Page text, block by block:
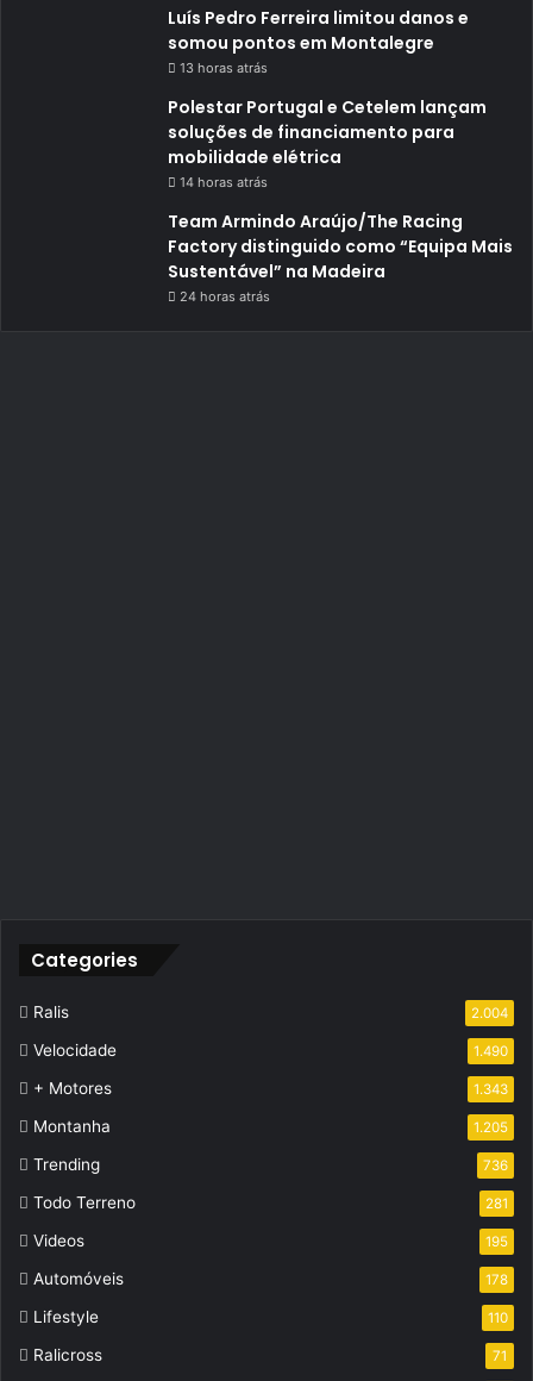
Luís Pedro Ferreira limitou danos e
somou pontos em Montalegre
13 horas atrás
Polestar Portugal e Cetelem lançam
soluções de financiamento para
mobilidade elétrica
14 horas atrás
Team Armindo Araújo/The Racing
Factory distinguido como “Equipa Mais
Sustentável” na Madeira
24 horas atrás
Categories
Ralis 2.004
Velocidade 1.490
+ Motores 1.343
Montanha 1.205
Trending 736
Todo Terreno 281
Videos 195
Automóveis 178
Lifestyle 110
Ralicross 71